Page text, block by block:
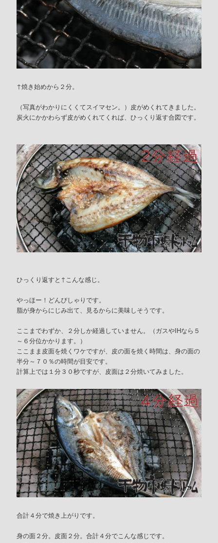
↑焼き始めから２分。
（写真がわかりにくくてスイマセン。）皮がめくれてきました。
炭火にかかわらず皮がめくれてくれば、ひっくり返す合図です。
ひっくり返すと↑こんな感じ。
やっほー！どんぴしゃりです。
脂が身からにじみ出て、見るからに美味しそうです。
ここまでわずか、２分しか経過していません。（ガスやIHなら５
～６分位かかります。）
ここまま皮面を焼くワケですが、皮の面を焼く時間は、身の面の
半分～７０％の時間が目安です。
計算上では１分３０秒ですが、皮面は２分焼いてみました。
合計４分で焼き上がりです。
身の面２分。皮面２分。合計４分でこんな感じです。